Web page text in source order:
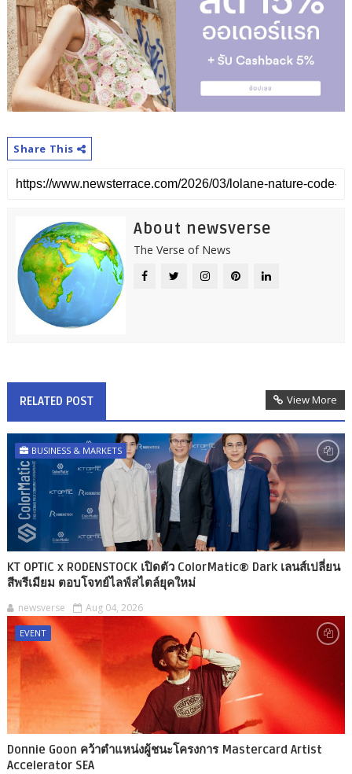
Share This
About newsverse
The Verse of News
RELATED POST View More
BUSINESS & MARKETS
KT OPTIC x RODENSTOCK เปิดตัว ColorMatic® Dark เลนส์เปลี่ยน
สีพรีเมียม ตอบโจทย์ไลฟ์สไตล์ยุคใหม่
newsverse Aug 04, 2026
EVENT
Donnie Goon คว้าตำแหน่งผู้ชนะโครงการ Mastercard Artist
Accelerator SEA